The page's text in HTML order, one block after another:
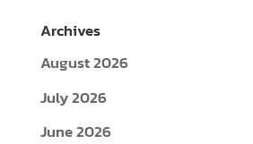
Archives
August 2026
July 2026
June 2026